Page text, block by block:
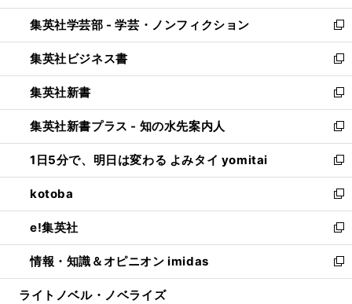
開
く
ウ
で
開
く
ン
ド
ウ
で
開
く
ウ
ィ
ン
ド
ウ
で
開
く
集英社学芸部 - 学芸・ノンフィクション
新
し
い
ウ
ィ
ン
ド
ウ
で
開
く
集英社ビジネス書
新
し
い
ウ
ィ
ン
ド
ウ
で
開
く
集英社新書
新
し
い
ウ
ィ
ン
ド
ウ
で
開
く
集英社新書プラス - 知の水先案内人
新
し
い
ウ
ィ
ン
ド
ウ
で
開
1日5分で、明日は変わる よみタイ yomitai
新
し
い
ウ
ィ
ン
ド
ウ
kotoba
新
し
い
ウ
ィ
ン
e!集英社
新
し
い
ウ
情報・知識＆オピニオン imidas
新
し
ライトノベル・ノベライズ